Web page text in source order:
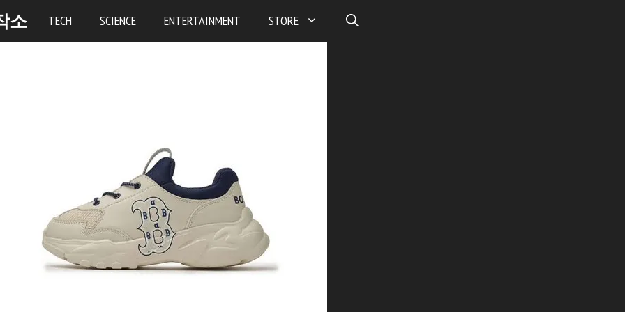
소 TECH SCIENCE ENTERTAINMENT STORE